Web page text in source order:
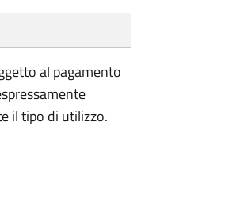
al pagamento
il tipo di utilizzo.